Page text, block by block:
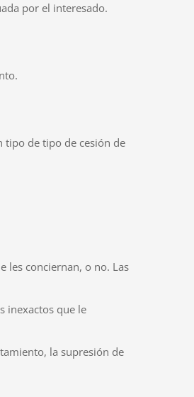
por el interesado.
tipo de tipo de cesión de
les conciernan, o no. Las
inexactos que le
la supresión de